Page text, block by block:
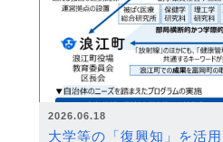
2026.06.18
大学等の「復興知」を活